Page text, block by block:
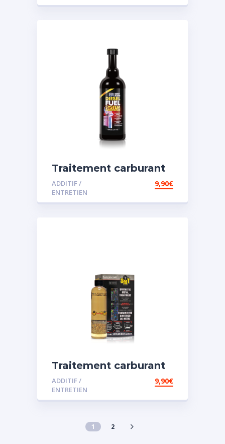
Traitement carburant
spécial diesel
ADDITIF /
ENTRETIEN
9,90€
Traitement carburant
spécial essence
ADDITIF /
ENTRETIEN
9,90€
1 2